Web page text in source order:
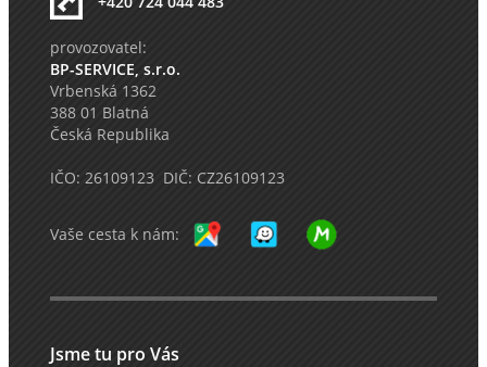
provozovatel:
BP-SERVICE, s.r.o.
Vrbenská 1362
388 01 Blatná
Česká Republika
IČO: 26109123 DIČ: CZ26109123
Vaše cesta k nám:
Jsme tu pro Vás